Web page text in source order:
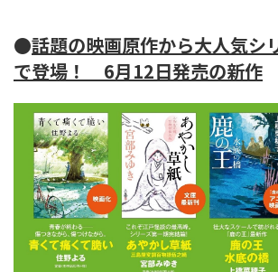
●話題の映画原作から大人気シ
で登場！ 6月12日発売の新作